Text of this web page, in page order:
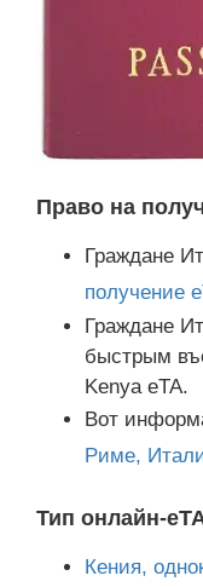
Право на
Граждане
получение
Граждане
быстрым
Kenya eTA.
Вот
Риме,
Тип онлайн-
Кения,